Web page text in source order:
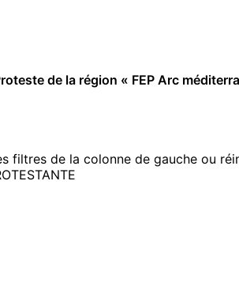
lancer la recherche
de la région « FEP Arc
filtres de la colonne de gauche ou